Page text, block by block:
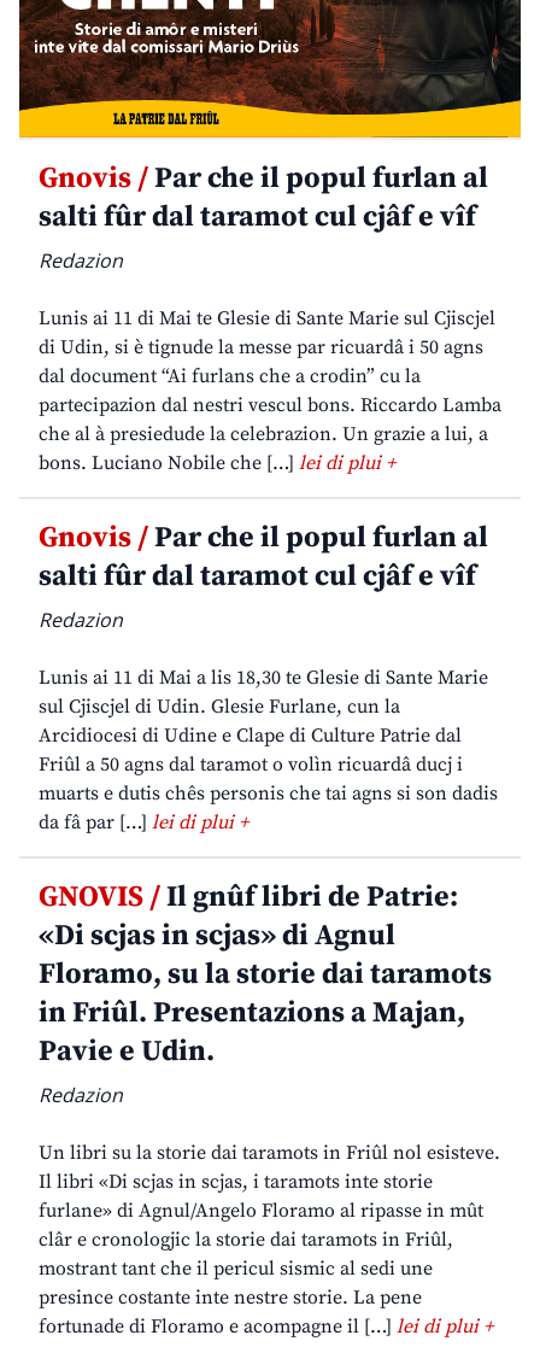
Gnovis /Par che il popul furlan al
salti fûr dal taramot cul cjâf e vîf
Redazion
Lunis ai 11 di Mai te Glesie di Sante Marie sul Cjiscjel
di Udin, si è tignude la messe par ricuardâ i 50 agns
dal document “Ai furlans che a crodin” cu la
partecipazion dal nestri vescul bons. Riccardo Lamba
che al à presiedude la celebrazion. Un grazie a lui, a
bons. Luciano Nobile che […] lei di plui +
Gnovis /Par che il popul furlan al
salti fûr dal taramot cul cjâf e vîf
Redazion
Lunis ai 11 di Mai a lis 18,30 te Glesie di Sante Marie
sul Cjiscjel di Udin. Glesie Furlane, cun la
Arcidiocesi di Udine e Clape di Culture Patrie dal
Friûl a 50 agns dal taramot o volìn ricuardâ ducj i
muarts e dutis chês personis che tai agns si son dadis
da fâ par […] lei di plui +
GNOVIS /Il gnûf libri de Patrie:
«Di scjas in scjas» di Agnul
Floramo, su la storie dai taramots
in Friûl. Presentazions a Majan,
Pavie e Udin.
Redazion
Un libri su la storie dai taramots in Friûl nol esisteve.
Il libri «Di scjas in scjas, i taramots inte storie
furlane» di Agnul/Angelo Floramo al ripasse in mût
clâr e cronologjic la storie dai taramots in Friûl,
mostrant tant che il pericul sismic al sedi une
presince costante inte nestre storie. La pene
fortunade di Floramo e acompagne il […] lei di plui +